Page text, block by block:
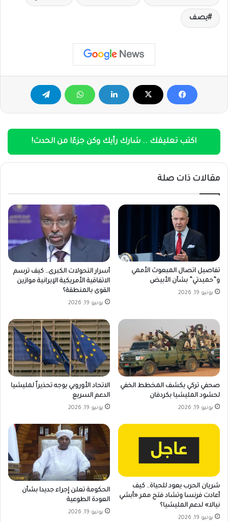
يصف
اكتب تعليقك .. شارك رأيك وكن جزءًا من الحدث!
مقالات ذات صلة
تفاصيل اتصال المبعوث الأممي
و”حميدتي” بشأن الأبيض
يونيو 19, 2026
أسرار التحولات الكبرى.. كيف ترسم
الاتفاقية الأمريكية الإيرانية موازين
القوى بالمنطقة؟
يونيو 19, 2026
صحفي تركي يكشف المخطط الخفي
لحشود المليشيا بكردفان
يونيو 19, 2026
الاتحاد الأوروبي يوجه تحذيراً لمليشيا
الدعم السريع
يونيو 19, 2026
شريان الحرب يعود للحياة.. كيف
أعادت فرنسا وتشاد فتح ممر «أبشي
نيالا» لدعم المليشيا؟
يونيو 19, 2026
الحكومة تعلن إجراء جديدا بشأن
العودة الطوعية
يونيو 19, 2026